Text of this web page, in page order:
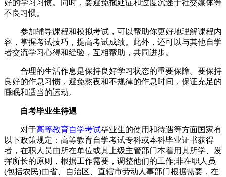
好的学习习惯。同时，要避免拖延症和过度沉迷于社交媒体等
不良习惯。
参加辅导课程和模拟考试，可以帮助你更好地理解课程内
容，掌握考试技巧，提高考试成绩。此外，还可以与其他自学
者交流学习心得和经验，互相帮助，共同进步。
合理的生活作息是保持良好学习状态的重要保障。要保持
良好的作息习惯，避免熬夜和不规律的作息时间，保证充足的
睡眠和适当的运动。
自考毕业生待遇
对于高等教育自学考试毕业生的使用和待遇等方面国家有
以下政策规定：高等教育自学考试专科或本科毕业证书获得
者，在职人员由所在单位或其上级主管部门本着用其所学、发
挥所长的原则，根据工作需要，调整他们的工作;非在职人员
(包括农民)由省、自治区、直辖市劳动人事部门根据需要，在